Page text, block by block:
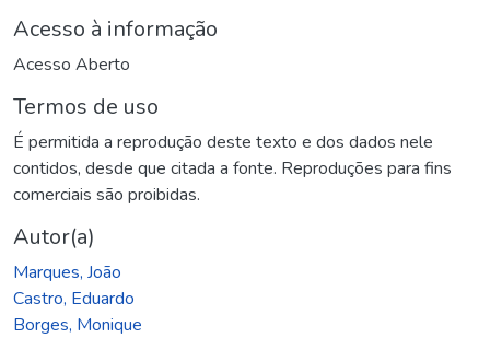
Acesso à informação
Acesso Aberto
Termos de uso
É permitida a reprodução deste texto e dos dados nele
contidos, desde que citada a fonte. Reproduções para fins
comerciais são proibidas.
Autor(a)
Marques, João
Castro, Eduardo
Borges, Monique